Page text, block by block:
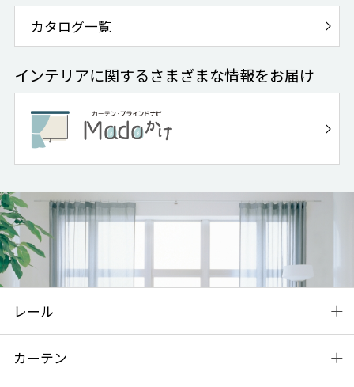
カタログ一覧
インテリアに関するさまざまな情報をお届け
レール
カーテン